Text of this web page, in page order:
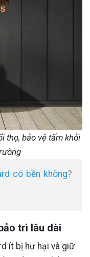
thọ, bảo vệ tấm khỏi
có bền không?
trì lâu dài
ít bị hư hại và giữ